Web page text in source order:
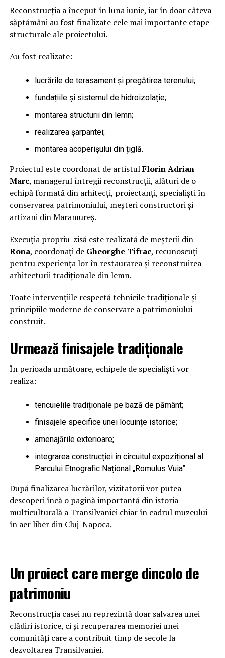
Reconstrucția a început în luna iunie, iar în doar câteva
săptămâni au fost finalizate cele mai importante etape
structurale ale proiectului.
Au fost realizate:
lucrările de terasament și pregătirea terenului;
fundațiile și sistemul de hidroizolație;
montarea structurii din lemn;
realizarea șarpantei;
montarea acoperișului din țiglă.
Proiectul este coordonat de artistulFlorin Adrian
Marc, managerul întregii reconstrucții, alături de o
echipă formată din arhitecți, proiectanți, specialiști în
conservarea patrimoniului, meșteri constructori și
artizani din Maramureș.
Execuția propriu-zisă este realizată de meșterii din
Rona, coordonați de Gheorghe Tifrac, recunoscuți
pentru experiența lor în restaurarea și reconstruirea
arhitecturii tradiționale din lemn.
Toate intervențiile respectă tehnicile tradiționale și
principiile moderne de conservare a patrimoniului
construit.
Urmează finisajele tradiționale
În perioada următoare, echipele de specialiști vor
realiza:
tencuielile tradiționale pe bază de pământ;
finisajele specifice unei locuințe istorice;
amenajările exterioare;
integrarea construcției în circuitul expozițional al
Parcului Etnografic Național „Romulus Vuia”.
După finalizarea lucrărilor, vizitatorii vor putea
descoperi încă o pagină importantă din istoria
multiculturală a Transilvaniei chiar în cadrul muzeului
în aer liber din Cluj-Napoca.
Un proiect care merge dincolo de
patrimoniu
Reconstrucția casei nu reprezintă doar salvarea unei
clădiri istorice, ci și recuperarea memoriei unei
comunități care a contribuit timp de secole la
dezvoltarea Transilvaniei.